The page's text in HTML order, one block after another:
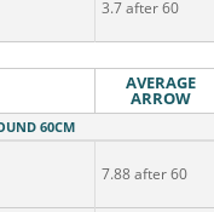
3.7 after 60
AVERAGE
ARROW
60CM
7.88 after 60